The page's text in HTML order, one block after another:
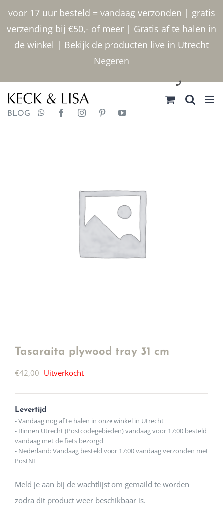
voor 17 uur besteld = vandaag verzonden | gratis
verzending bij €50,- of meer | Gratis af te halen in
de winkel | Bekijk de producten live in Utrecht
Negeren
inhoud
030 2400000
BLOG
Tasaraita plywood tray 31 cm
€42,00 Uitverkocht
Levertijd
- Vandaag nog af te halen in onze winkel in Utrecht
- Binnen Utrecht (Postcodegebieden) vandaag voor 17:00 besteld
vandaag met de fiets bezorgd
- Nederland: Vandaag besteld voor 17:00 vandaag verzonden met
PostNL
Meld je aan bij de wachtlijst om gemaild te worden
zodra dit product weer beschikbaar is.